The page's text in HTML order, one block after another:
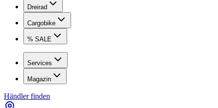
Dreirad
Cargobike
% SALE
Services
Magazin
Händler finden